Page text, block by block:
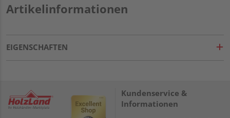
Artikelinformationen
EIGENSCHAFTEN
Kundenservice &
Informationen